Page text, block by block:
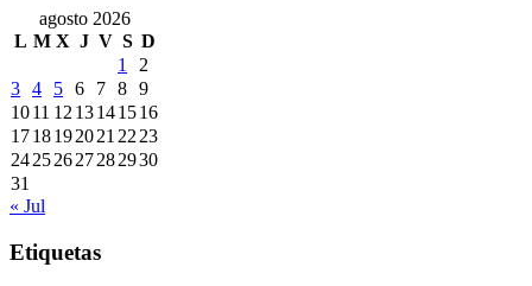
agosto 2026
L M X J V S D
1
2
3 4 5 6 7 8 9
1011 12 13141516
1718192021 22 23
24252627282930
31
« Jul
Etiquetas